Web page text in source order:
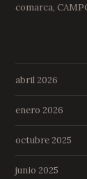
comarca,
abril 2026
enero 2026
octubre 2025
junio 2025